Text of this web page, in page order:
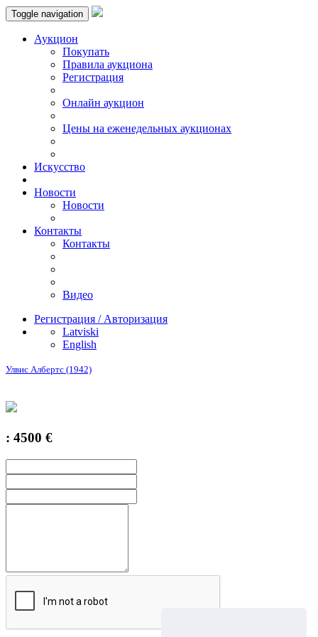
Toggle navigation
Аукцион
Пoкупать
Правила аукциона
Регистрация
Онлайн аукцион
Цены на еженедельных аукционах
Искусствo
Новости
Новости
Контакты
Контакты
Видео
Регистрация / Авторизация
Latviski
English
Улвис Албертс (1942)
: 4500 €